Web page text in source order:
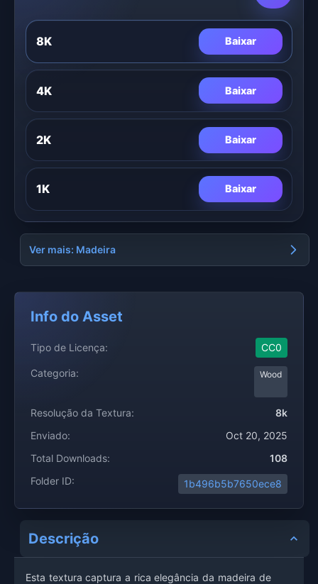
Descrição
Esta textura captura a rica elegância da madeira de
Ver mais: Madeira
8K Baixar
4K Baixar
2K Baixar
1K Baixar
Info do Asset
Tipo de Licença: CC0
Categoria: Wood
Resolução da Textura:
8k
Enviado:
Oct 20, 2025
Total Downloads:
108
Folder ID:
1b496b5b7650ece8